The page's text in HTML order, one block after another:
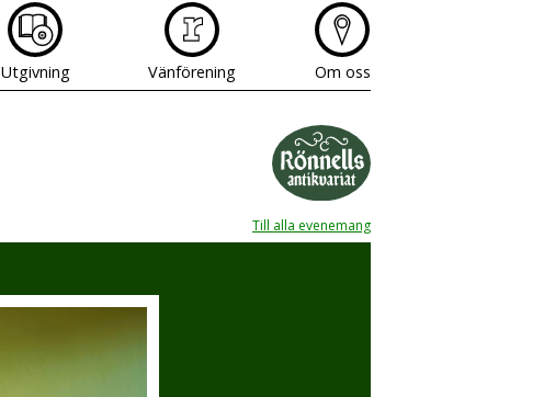
Utgivning Vänförening Om oss
Till alla evenemang